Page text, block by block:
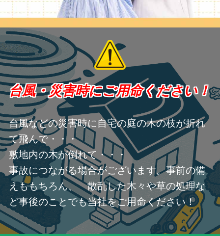
台風・災害時にご用命ください！
台風などの災害時に自宅の庭の木の枝が折れ
て飛んで・・・
敷地内の木が倒れて・・・
事故につながる場合がございます。事前の備
えももちろん、 散乱した木々や草の処理な
ど事後のことでも当社をご用命ください！